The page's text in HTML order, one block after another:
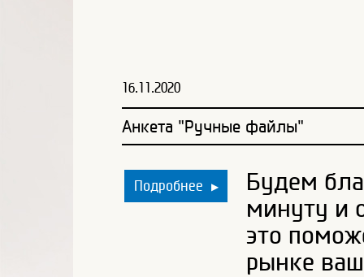
16.11.2020
Анкета "Ручные файлы"
Подробнее ▶
Будем
минуту и
это
рынке